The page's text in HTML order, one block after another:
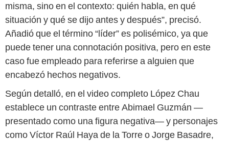
misma, sino en el contexto: quién habla, en qué
situación y qué se dijo antes y después”, precisó.
Añadió que el término “líder” es polisémico, ya que
puede tener una connotación positiva, pero en este
caso fue empleado para referirse a alguien que
encabezó hechos negativos.
Según detalló, en el video completo López Chau
establece un contraste entre Abimael Guzmán —
presentado como una figura negativa— y personajes
como Víctor Raúl Haya de la Torre o Jorge Basadre,